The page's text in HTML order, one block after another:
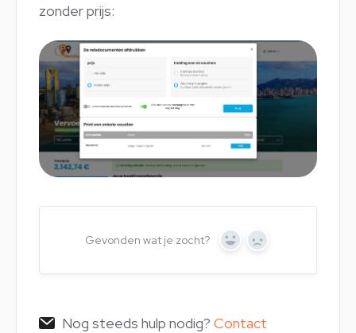
zonder prijs:
Gevonden wat je zocht? Yes No
Nog steeds hulp nodig? Contact